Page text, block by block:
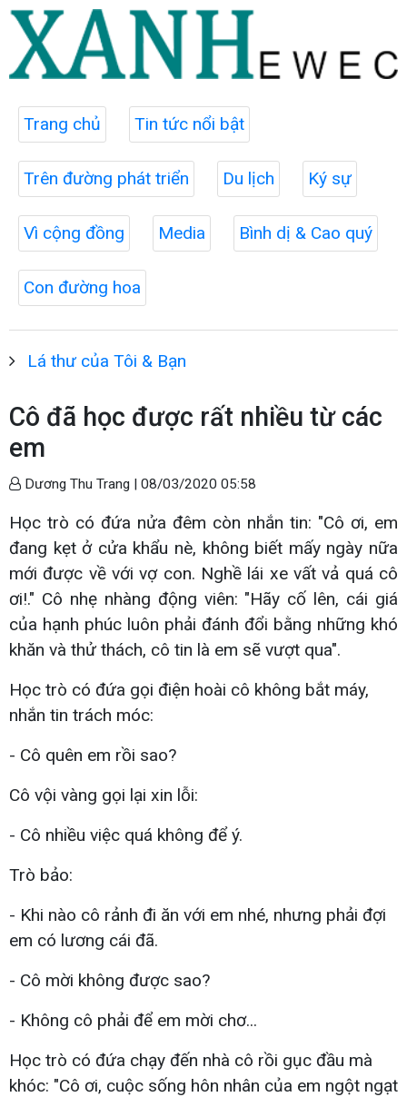
Trang chủ Tin tức nổi bật
Trên đường phát triển Du lịch Ký sự
Vì cộng đồng Media Bình dị & Cao quý
Con đường hoa
Lá thư của Tôi & Bạn
Cô đã học được rất nhiều từ các
em
Dương Thu Trang | 08/03/2020 05:58
Học trò có đứa nửa đêm còn nhắn tin: "Cô ơi, em
đang kẹt ở cửa khẩu nè, không biết mấy ngày nữa
mới được về với vợ con. Nghề lái xe vất vả quá cô
ơi!." Cô nhẹ nhàng động viên: "Hãy cố lên, cái giá
của hạnh phúc luôn phải đánh đổi bằng những khó
khăn và thử thách, cô tin là em sẽ vượt qua".
Học trò có đứa gọi điện hoài cô không bắt máy,
nhắn tin trách móc:
- Cô quên em rồi sao?
Cô vội vàng gọi lại xin lỗi:
- Cô nhiều việc quá không để ý.
Trò bảo:
- Khi nào cô rảnh đi ăn với em nhé, nhưng phải đợi
em có lương cái đã.
- Cô mời không được sao?
- Không cô phải để em mời chơ...
Học trò có đứa chạy đến nhà cô rồi gục đầu mà
khóc: "Cô ơi, cuộc sống hôn nhân của em ngột ngạt